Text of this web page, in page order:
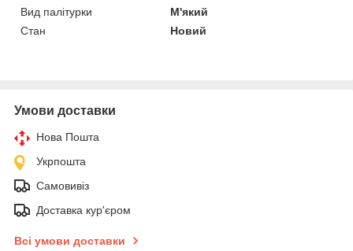
Вид палітурки
М'який
Стан
Новий
Умови доставки
Нова Пошта
Укрпошта
Самовивіз
Доставка кур'єром
Всі умови доставки